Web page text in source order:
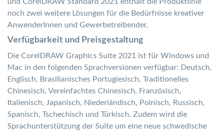
und CorelDRAW Standard 2021 enthält die Produktlinie
noch zwei weitere Lösungen für die Bedürfnisse kreativer
AnwenderInnen und Gewerbetreibender.
Verfügbarkeit und Preisgestaltung
Die CorelDRAW Graphics Suite 2021 ist für Windows und
Mac in den folgenden Sprachversionen verfügbar: Deutsch,
Englisch, Brasilianisches Portugiesisch, Traditionelles
Chinesisch, Vereinfachtes Chinesisch, Französisch,
Italienisch, Japanisch, Niederländisch, Polnisch, Russisch,
Spanisch, Tschechisch und Türkisch. Zudem wird die
Sprachunterstützung der Suite um eine neue schwedische